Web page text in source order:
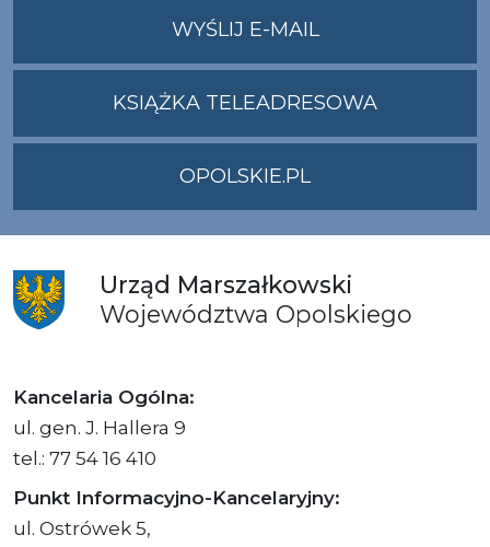
WYŚLIJ E-MAILNA
ADRES
KSIĄŻKA TELEADRESOWA
OPOLSKIE.PL
Urząd Marszałkowski
Województwa Opolskiego
Kancelaria Ogólna:
ul. gen. J. Hallera 9
tel.: 77 54 16 410
Punkt Informacyjno-Kancelaryjny:
ul. Ostrówek 5,